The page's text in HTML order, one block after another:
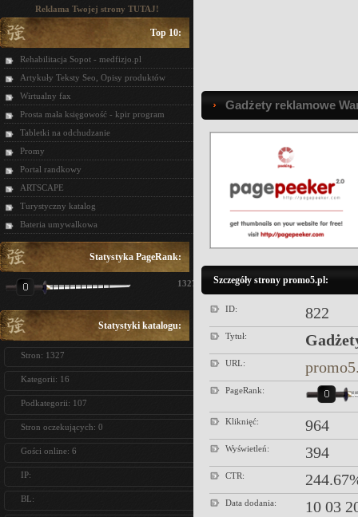
Reklama Twojej strony TUTAJ!
Top 10:
Rehabilitacja Sopot - medfizjo.pl
Artykuły Teksty Seo, Opisy produktów
Wirtualny fax
Prosta mała księgowość - kpir program
Tabletki na odchudzanie
Promy
Portal randkowy
ARTSCAPE
Turystyczny katalog
Bateria umywalkowa
Statystyka PageRank:
1327
Statystyki katalogu:
Stron: 1327
Kategorii: 16
Podkategorii: 107
Stron oczekujących: 0
Gości online: 6
IP:
BL:
Gadżety reklamowe
Szczegóły strony promo5.pl:
ID: 822
Tytuł:
URL:
PageRank:
Kliknięć: 964
Wyświetleń: 394
CTR:
Data dodania: 10 03